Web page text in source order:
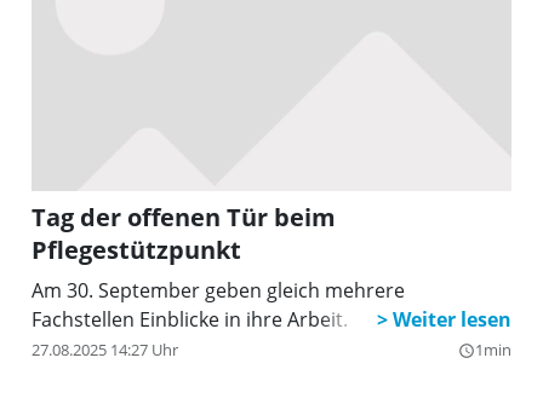
Tag der offenen Tür beim
Pflegestützpunkt
Am 30. September geben gleich mehrere
Fachstellen Einblicke in ihre Arbeit.
27.08.2025 14:27 Uhr query_builder1min